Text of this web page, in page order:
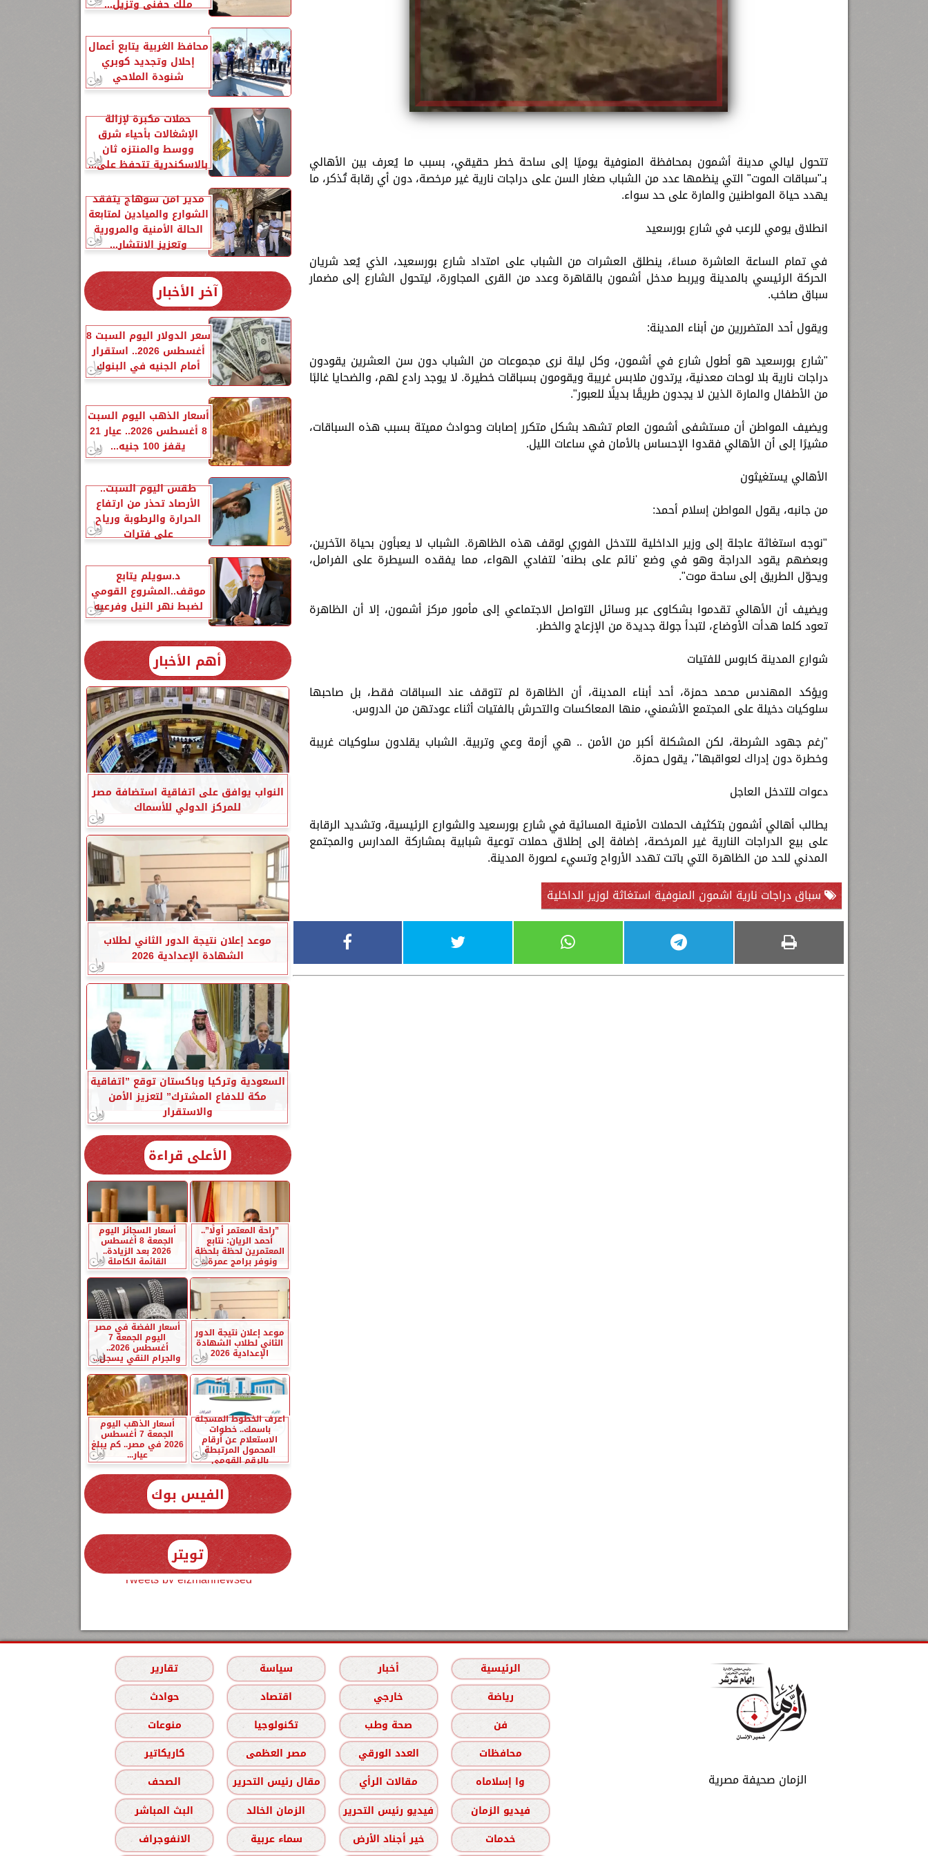
تتحول ليالي مدينة أشمون بمحافظة المنوفية يوميًا إلى ساحة خطر حقيقي، بسبب ما يُعرف بين الأهالي
بـ"سباقات الموت" التي ينظمها عدد من الشباب صغار السن على دراجات نارية غير مرخصة، دون أي رقابة تُذكر، ما
يهدد حياة المواطنين والمارة على حد سواء.
انطلاق يومي للرعب في شارع بورسعيد
في تمام الساعة العاشرة مساءً، ينطلق العشرات من الشباب على امتداد شارع بورسعيد، الذي يُعد شريان
الحركة الرئيسي بالمدينة ويربط مدخل أشمون بالقاهرة وعدد من القرى المجاورة، ليتحول الشارع إلى مضمار
سباق صاخب.
ويقول أحد المتضررين من أبناء المدينة:
"شارع بورسعيد هو أطول شارع في أشمون، وكل ليلة نرى مجموعات من الشباب دون سن العشرين يقودون
دراجات نارية بلا لوحات معدنية، يرتدون ملابس غريبة ويقومون بسباقات خطيرة. لا يوجد رادع لهم، والضحايا غالبًا
من الأطفال والمارة الذين لا يجدون طريقًا بديلًا للعبور".
ويضيف المواطن أن مستشفى أشمون العام تشهد بشكل متكرر إصابات وحوادث مميتة بسبب هذه السباقات،
مشيرًا إلى أن الأهالي فقدوا الإحساس بالأمان في ساعات الليل.
الأهالي يستغيثون
من جانبه، يقول المواطن إسلام أحمد:
"نوجه استغاثة عاجلة إلى وزير الداخلية للتدخل الفوري لوقف هذه الظاهرة. الشباب لا يعبأون بحياة الآخرين،
وبعضهم يقود الدراجة وهو في وضع 'نائم على بطنه' لتفادي الهواء، مما يفقده السيطرة على الفرامل،
ويحوّل الطريق إلى ساحة موت".
ويضيف أن الأهالي تقدموا بشكاوى عبر وسائل التواصل الاجتماعي إلى مأمور مركز أشمون، إلا أن الظاهرة
تعود كلما هدأت الأوضاع، لتبدأ جولة جديدة من الإزعاج والخطر.
شوارع المدينة كابوس للفتيات
ويؤكد المهندس محمد حمزة، أحد أبناء المدينة، أن الظاهرة لم تتوقف عند السباقات فقط، بل صاحبها
سلوكيات دخيلة على المجتمع الأشمني، منها المعاكسات والتحرش بالفتيات أثناء عودتهن من الدروس.
"رغم جهود الشرطة، لكن المشكلة أكبر من الأمن .. هي أزمة وعي وتربية. الشباب يقلدون سلوكيات غريبة
وخطرة دون إدراك لعواقبها"، يقول حمزة.
دعوات للتدخل العاجل
يطالب أهالي أشمون بتكثيف الحملات الأمنية المسائية في شارع بورسعيد والشوارع الرئيسية، وتشديد الرقابة
على بيع الدراجات النارية غير المرخصة، إضافة إلى إطلاق حملات توعية شبابية بمشاركة المدارس والمجتمع
المدني للحد من الظاهرة التي باتت تهدد الأرواح وتسيء لصورة المدينة.
سباق دراجات نارية اشمون المنوفية استغاثة لوزير الداخلية
ملك حفني وتزيل...
محافظ الغربية يتابع أعمال
إحلال وتجديد كوبري
شنودة الملاحي
حملات مكبرة لإزالة
الإشغالات بأحياء شرق
ووسط والمنتزه ثان
بالاسكندرية تتحفظ على...
مدير أمن سوهاج يتفقد
الشوارع والميادين لمتابعة
الحالة الأمنية والمرورية
وتعزيز الانتشار...
آخر الأخبار
سعر الدولار اليوم السبت 8
أغسطس 2026.. استقرار
أمام الجنيه في البنوك
أسعار الذهب اليوم السبت
8 أغسطس 2026.. عيار 21
يقفز 100 جنيه...
طقس اليوم السبت..
الأرصاد تحذر من ارتفاع
الحرارة والرطوبة ورياح
على فترات
د.سويلم يتابع
موقف..المشروع القومي
لضبط نهر النيل وفرعيه
أهم الأخبار
النواب يوافق على اتفاقية استضافة مصر
للمركز الدولي للأسماك
موعد إعلان نتيجة الدور الثاني لطلاب
الشهادة الإعدادية 2026
السعودية وتركيا وباكستان توقع ”اتفاقية
مكة للدفاع المشترك” لتعزيز الأمن
والاستقرار
الأعلى قراءة
”راحة المعتمر أولًا”..
أحمد الريان: نتابع
المعتمرين لحظة بلحظة
ونوفر برامج عمرة...
أسعار السجائر اليوم
الجمعة 8 أغسطس
2026 بعد الزيادة..
القائمة الكاملة
موعد إعلان نتيجة الدور
الثاني لطلاب الشهادة
الإعدادية 2026
أسعار الفضة في مصر
اليوم الجمعة 7
أغسطس 2026..
والجرام النقي يسجل...
اعرف الخطوط المسجلة
باسمك.. خطوات
الاستعلام عن أرقام
المحمول المرتبطة
بالرقم القومي
أسعار الذهب اليوم
الجمعة 7 أغسطس
2026 في مصر.. كم يبلغ
عيار...
الفيس بوك
تويتر
Tweets by elzmannewseg
الزمان صحيفة مصرية
الرئيسية أخبار سياسة
تقارير
رياضة
خارجي اقتصاد
حوادث
فن
صحة وطب تكنولوجيا
منوعات
محافظات
العدد الورقي مصر العظمى
كاريكاتير
وا إسلاماه
مقالات الرأي مقال رئيس التحرير
الصحف
فيديو الزمان
فيديو رئيس التحرير الزمان الخالد
البث المباشر
خدمات
خير أجناد الأرض سماء عربية الانفوجراف